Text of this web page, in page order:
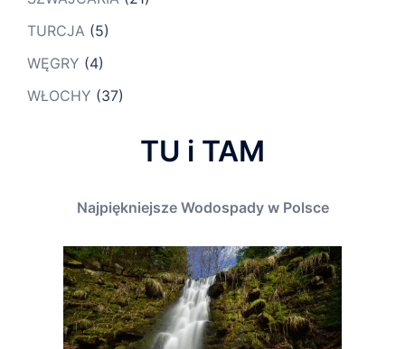
TURCJA (5)
WĘGRY (4)
WŁOCHY (37)
TU i TAM
Najpiękniejsze Wodospady w Polsce